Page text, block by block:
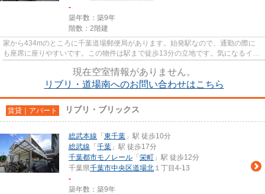
-
築年数：築9年
階数：2階建
家から434mのところに千葉道場郵便局があります。始発駅なので、通勤の際に
も座席に座りやすいです。この物件は駅まで徒歩13分の立地です。気になるイチ
現在空室情報がありません。
リブリ・道場南へのお問い合わせはこちら
賃貸｜アパート リブリ・ブリックス
総武本線 「 東千葉 」駅 徒歩10分
総武線 「 千葉 」駅 徒歩17分
千葉都市モノレール 「 栄町 」駅 徒歩12分
千葉県千葉市中央区道場北 １丁目4-13
-
築年数：築9年